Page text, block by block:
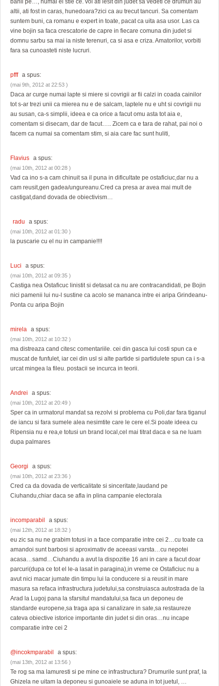
banii pe…, numai el stie ce. voi ati iesit din judet sa vedeti ce drumuri au
altii, ati fost in caras, hunedoara?zici ca au trecut tancuri. Sa comentam
suntem buni, ca romanu e expert in toate, pacat ca uita asa usor. Las ca
vine bojin sa faca crescatorie de capre in fiecare comuna din judet si
domnu sarbu sa mai ia niste terenuri, ca si asa e criza. Amatorilor, vorbiti
fara sa cunoasteti niste lucruri.
pfff a spus:
(mai 9th, 2012 at 22:53 )
Daca ar curge numai lapte si miere si covrigii ar fii calzi in coada cainilor
tot s-ar trezi unii ca mierea nu e de salcam, laptele nu e uht si covrigii nu
au susan, ca-s simplii, ideea e ca orice a facut omu asta tot aia e,
comentam si disecam, dar de facut….. Zicem ca e tara de rahat, pai noi o
facem ca numai sa comentam stim, si aia care fac sunt huliti,
Flavius a spus:
(mai 10th, 2012 at 00:28 )
Vad ca ino s-a cam chinuit sa il puna in dificultate pe ostaficiuc,dar nu a
cam reusit,gen gadea/ungureanu.Cred ca presa ar avea mai mult de
castigat,dand dovada de obiectivism…
radu a spus:
(mai 10th, 2012 at 01:30 )
la puscarie cu el nu in campanie!!!!
Luci a spus:
(mai 10th, 2012 at 09:35 )
Castiga nea Ostaficuc linistit si detasat ca nu are contracandidati, pe Bojin
nici pamenii lui nu-l sustine ca acolo se mananca intre ei aripa Grindeanu-
Ponta cu aripa Bojin
mirela a spus:
(mai 10th, 2012 at 10:32 )
ma distreaza cand citesc comentariile. cei din gasca lui costi spun ca e
muscat de funfulet, iar cei din usl si alte partide si partidulete spun ca i s-a
urcat mingea la fileu. postacii se incurca in teorii.
Andrei a spus:
(mai 10th, 2012 at 20:49 )
Sper ca in urmatorul mandat sa rezolvi si problema cu Poli,dar fara tiganul
de iancu si fara sumele alea nesimtite care le cere el.Si poate ideea cu
Ripensia nu e rea,e totusi un brand local,cel mai titrat daca e sa ne luam
dupa palmares
Georgi a spus:
(mai 10th, 2012 at 23:36 )
Cred ca da dovada de verticalitate si sinceritate,laudand pe
Ciuhandu,chiar daca se afla in plina campanie electorala
incomparabil a spus:
(mai 12th, 2012 at 18:32 )
eu zic sa nu ne grabim totusi in a face comparatie intre cei 2…cu toate ca
amandoi sunt barbosi si aproximativ de aceeasi varsta…cu nepotei
acasa…samd…Ciuhandu a avut la dispozitie 16 ani in care a facut doar
parcuri(dupa ce tot el le-a lasat in paragina),in vreme ce Ostaficiuc nu a
avut nici macar jumate din timpu lui la conducere si a reusit in mare
masura sa refaca infrastructura judetului,sa construiasca autostrada de la
Arad la Lugoj pana la sfarsitul mandatului,sa faca un deponeu de
standarde europene,sa traga apa si canalizare in sate,sa restaureze
cateva obiective istorice importante din judet si din oras…nu incape
comparatie intre cei 2
@incokmparabil a spus:
(mai 13th, 2012 at 13:56 )
Te rog sa ma lamuresti si pe mine ce infrastructura? Drumurile sunt praf, la
Ghizela ne uitam la deponeu si gunoaiele se aduna in tot juetul, …